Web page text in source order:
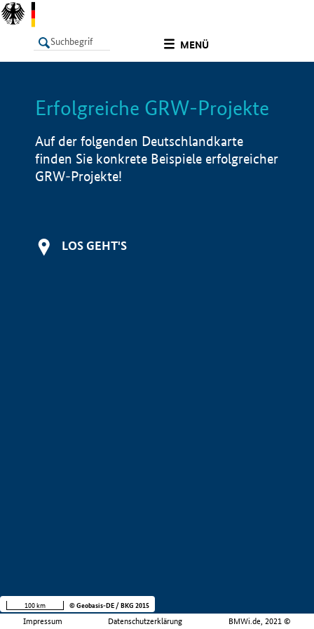
MENÜ
LISTE Info
Erfolgreiche GRW-Projekte
Auf der folgenden Deutschlandkarte
finden Sie konkrete Beispiele erfolgreicher
GRW-Projekte!
LOS GEHT'S
Impressum Datenschutzerklärung BMWi.de, 2021 ©
100 km © Geobasis-DE / BKG 2015